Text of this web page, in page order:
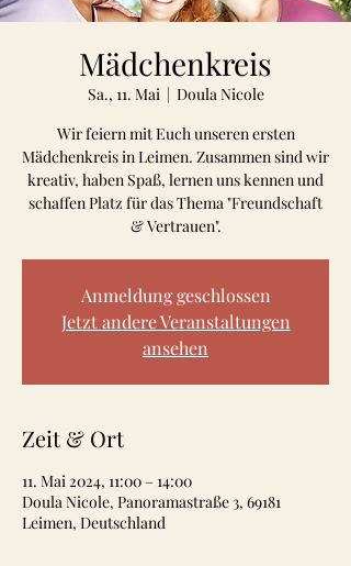
Mädchenkreis
Sa., 11. Mai
  |
Doula Nicole
Wir feiern mit Euch unseren ersten
Mädchenkreis in Leimen. Zusammen sind wir
kreativ, haben Spaß, lernen uns kennen und
schaffen Platz für das Thema "Freundschaft
& Vertrauen".
Anmeldung geschlossen
Jetzt andere Veranstaltungen
ansehen
Zeit & Ort
11. Mai 2024, 11:00 – 14:00
Doula Nicole, Panoramastraße 3, 69181
Leimen, Deutschland